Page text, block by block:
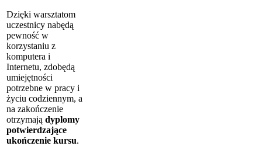
Dzięki warsztatom
uczestnicy nabędą
pewność w
korzystaniu z
komputera i
Internetu, zdobędą
umiejętności
potrzebne w pracy i
życiu codziennym, a
na zakończenie
otrzymają dyplomy
potwierdzające
ukończenie kursu.